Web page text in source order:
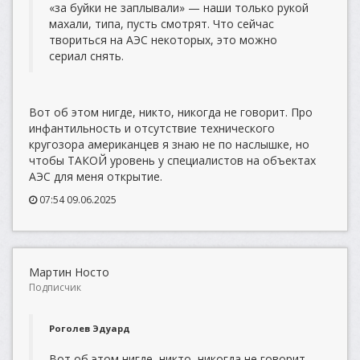
«за буйки не заплывали» — наши только рукой
махали, типа, пусть смотрят. Что сейчас
твориться на АЭС некоторых, это можно
сериал снять.
Вот об этом нигде, никто, никогда не говорит. Про
инфантильность и отсутствие технического
кругозора американцев я знаю не по наслышке, но
чтобы ТАКОЙ уровень у специалистов на объектах
АЭС для меня открытие.
07:54 09.06.2025
Мартин Носто
Подписчик
Роголев Эдуард